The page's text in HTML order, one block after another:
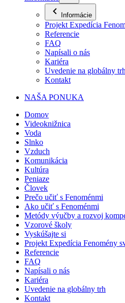
Informácie
Projekt Expedícia
Referencie
FAQ
Napísali o nás
Kariéra
Uvedenie na globálny trh
Kontakt
NAŠA PONUKA
Domov
Videoknižnica
Voda
Slnko
Vzduch
Komunikácia
Kultúra
Peniaze
Človek
Prečo učiť s Fenoménmi
Ako učiť s Fenoménmi
Metódy výučby a rozvoj
Vzorové školy
Vyskúšajte si
Projekt Expedícia Fenomény
Referencie
FAQ
Napísali o nás
Kariéra
Uvedenie na globálny trh
Kontakt